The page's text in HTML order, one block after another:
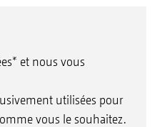
et nous vous
utilisées pour
vous le souhaitez.